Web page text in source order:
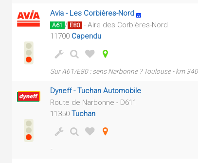
Avia - Les Corbières-Nord
A61 / E80 - Aire des Corbières-Nord
11700 Capendu
Sur A61/E80 : sens Narbonne ? Toulouse - km 340
Dyneff - Tuchan Automobile
Route de Narbonne - D611
11350 Tuchan
-